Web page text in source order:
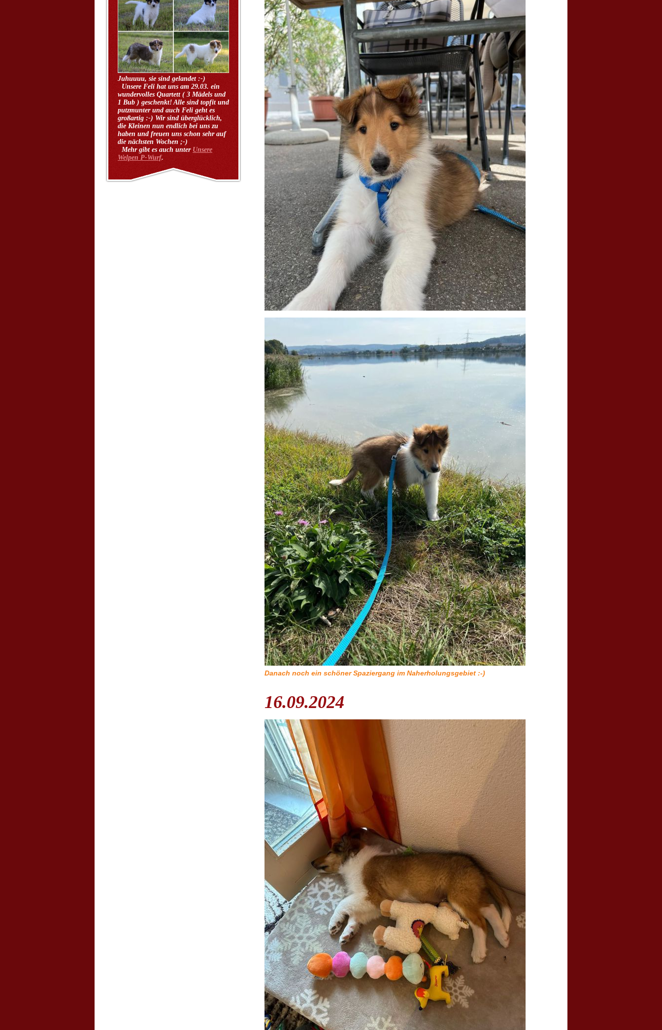
Juhuuuu, sie sind gelandet :-)
Unsere Feli hat uns am 29.03. ein
wundervolles Quartett ( 3 Mädels und
1 Bub ) geschenkt! Alle sind topfit und
putzmunter und auch Feli geht es
großartig :-) Wir sind überglücklich,
die Kleinen nun endlich bei uns zu
haben und freuen uns schon sehr auf
die nächsten Wochen ;-)
Mehr gibt es auch unter Unsere
Welpen P-Wurf.
Danach noch ein schöner Spaziergang im Naherholungsgebiet :-)
16.09.2024